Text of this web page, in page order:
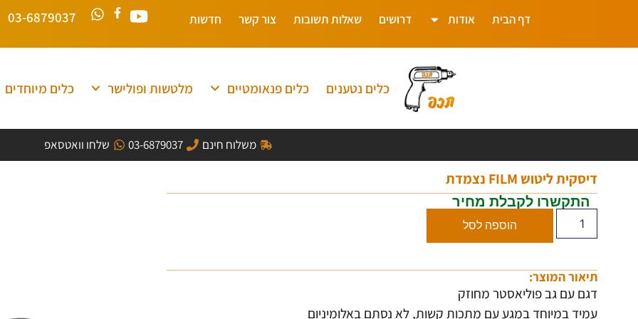
דף הבית אודות דרושים שאלות תשובות צור קשר חדשות 03-6879037
כלים נטענים כלים פנאומטיים מלטשות ופולישר כלים מיוחדים
משלוח חינם 03-6879037 שלחו וואטסאפ
דיסקית ליטוש FILM נצמדת
התקשרו לקבלת מחיר
הוספה לסל
תיאור המוצר:
דגם עם גב פוליאסטר מחוזק
עמיד במיוחד במגע עם מתכות קשות, לא נסתם באלומיניום